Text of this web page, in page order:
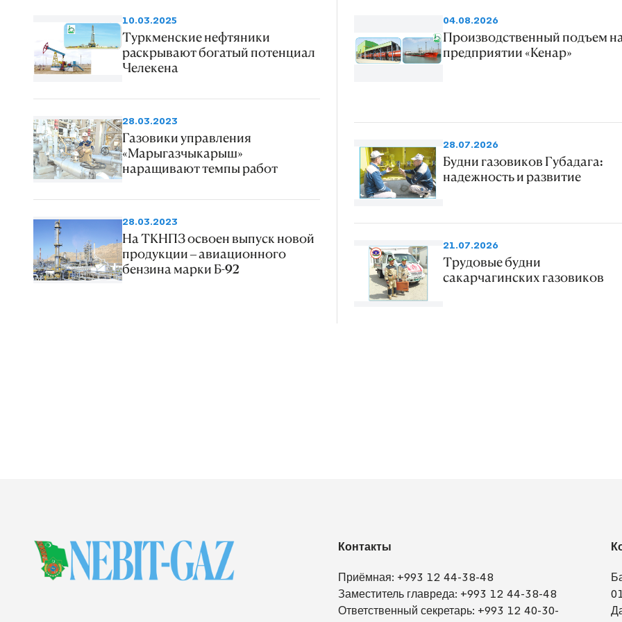
10.03.2025
Туркменские нефтяники
раскрывают богатый потенциал
Челекена
28.03.2023
Газовики управления
«Марыгазчыкарыш»
наращивают темпы работ
28.03.2023
На ТКНПЗ освоен выпуск новой
продукции – авиационного
бензина марки Б-92
04.08.2026
Производственный подъем
предприятии «Кенар»
28.07.2026
Будни газовиков Губадага:
надежность и развитие
21.07.2026
Трудовые будни
сакарчагинских газовиков
Контакты
Приёмная: +993 12 44-38-48
Заместитель главреда: +993 12 44-38-48
Ответственный секретарь: +993 12 40-30-